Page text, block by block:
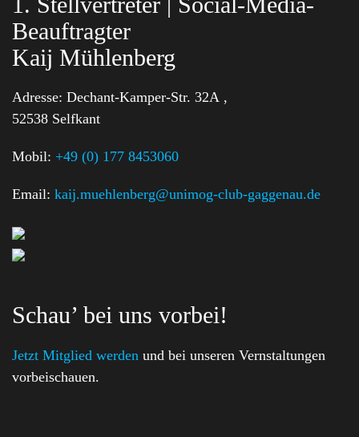
Beauftragter
Kaij Mühlenberg
Adresse: Dechant-Kamper-Str. 32A ,
52538 Selfkant
Mobil: +49 (0) 177 8453060
Email: kaij.muehlenberg@unimog-club-gaggenau.de
Schau’ bei uns vorbei!
Jetzt Mitglied werden und bei unseren Vernstaltungen
vorbeischauen.